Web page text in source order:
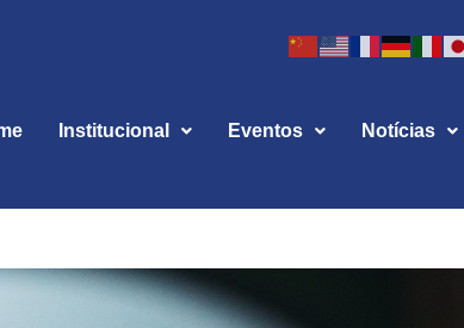
Institucional Eventos Notícias